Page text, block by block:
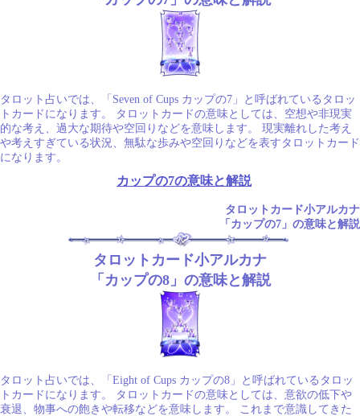
タロット占いでは、「Seven of Cups カップの7」と呼ばれているタロッ
トカードになります。 タロットカードの意味としては、空想や非現実
的な考え、過大な期待や空回りなどを意味します。 現実離れした考え
や考えすぎている状況、無駄な歩みや空回りなどを表すタロットカード
になります。
カップの7の意味と解説
タロットカード小アルカナ
「カップの7」の意味と解説
タロットカード小アルカナ
「カップの8」の意味と解説
タロット占いでは、「Eight of Cups カップの8」と呼ばれているタロッ
トカードになります。 タロットカードの意味としては、意欲の低下や
衰退、物事への飽きや転移などを意味します。 これまで意識してきた